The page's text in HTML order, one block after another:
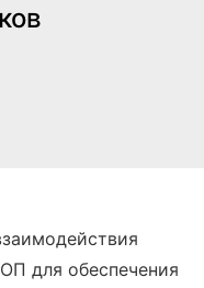
для обеспечения